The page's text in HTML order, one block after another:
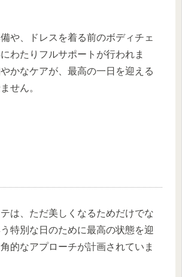
や、ドレスを着る前のボディチェ
わたりフルサポートが行われま
かなケアが、最高の一日を迎える
せん。
は、ただ美しくなるためだけでな
特別な日のために最高の状態を迎
的なアプローチが計画されていま